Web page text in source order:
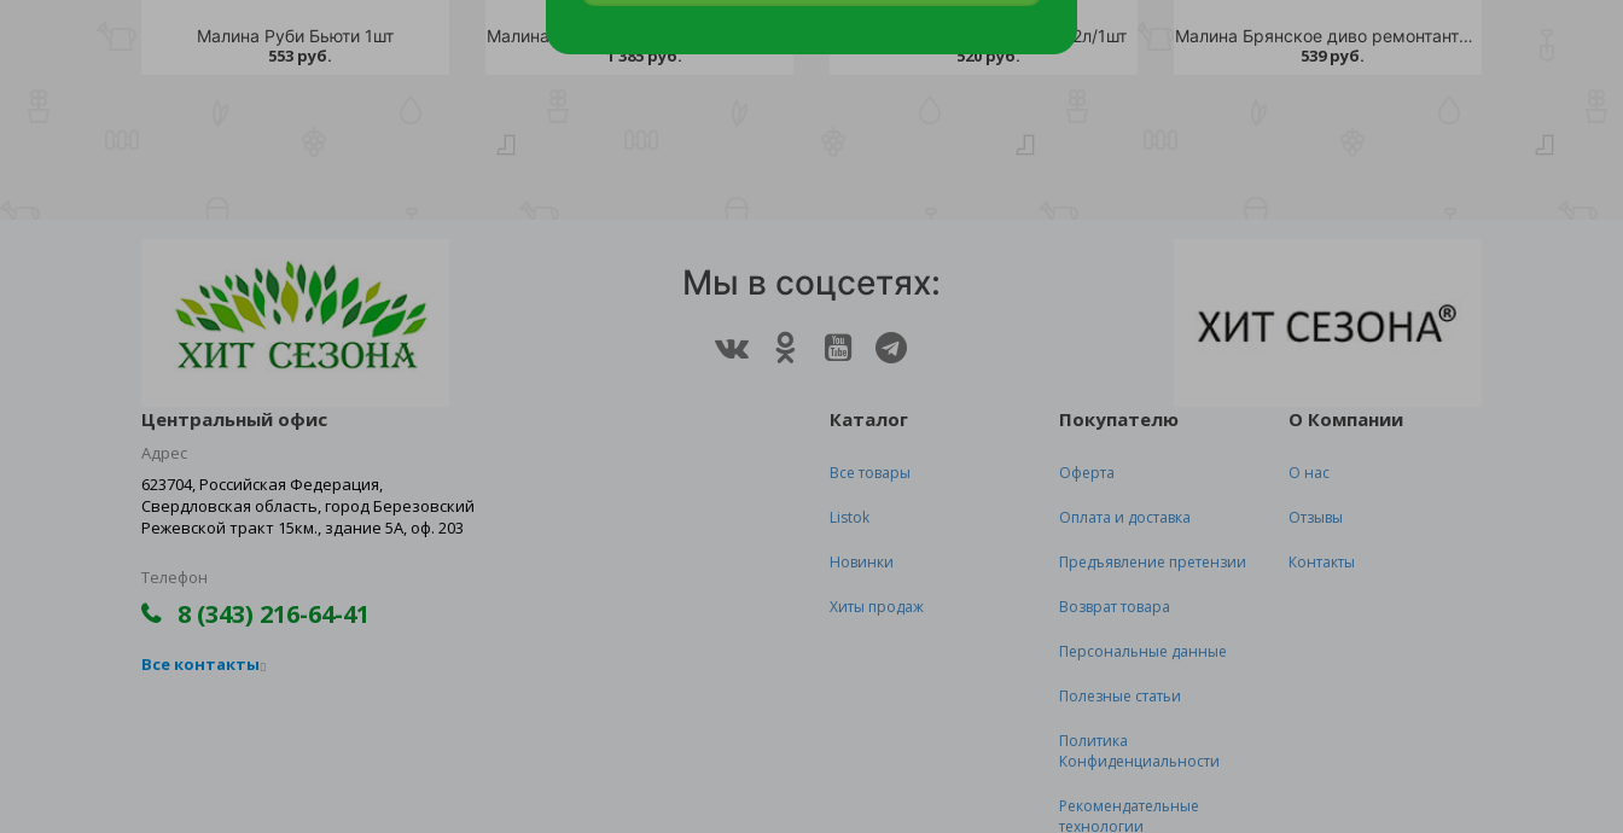
Малина Руби Бьюти 1шт
553 руб. 1 385 руб.
Малина Патриция в горшке 2л/1шт
520 руб.
Малина Брянское диво ремонтантная С2 1шт
539 руб.
Мы в соцсетях:
Центральный офис
Адрес
623704, Российская Федерация,
Свердловская область, город Березовский
Режевской тракт 15км., здание 5А, оф. 203
Телефон
8 (343) 216-64-41
Все контакты
Каталог
Все товары
Listok
Новинки
Хиты продаж
Покупателю
Оферта
Оплата и доставка
Предъявление претензии
Возврат товара
Персональные данные
Полезные статьи
Политика
Конфиденциальности
Рекомендательные
технологии
О Компании
О нас
Отзывы
Контакты